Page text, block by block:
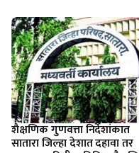
शैक्षणिक गुणवत्ता निर्देशांकात
सातारा जिल्हा देशात दहावा तर